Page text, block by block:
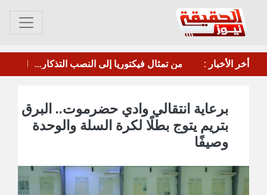
أخر الأخبار : صباح الخير لجنوبنا العربي الحبيب، صباح الخير يا عدن.
برعاية انتقالي وادي حضرموت.. البرق
بتريم يتوج بطلًا لكرة السلة والوحدة
وصيفًا